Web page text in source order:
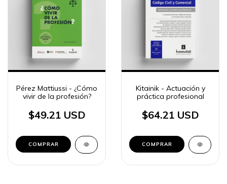
Pérez Mattiussi - ¿Cómo
vivir de la profesión?
$49.21 USD
COMPRAR
Kitainik - Actuación y
práctica profesional
$64.21 USD
COMPRAR